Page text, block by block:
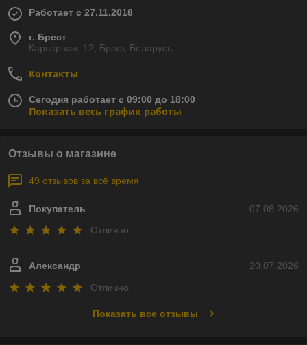
Работает с 27.11.2018
г. Брест
Карьерная, 12, Брест, Беларусь
Контакты
Сегодня работает с 09:00 до 18:00
Показать весь график работы
Отзывы о магазине
49 отзывов за всё время
07.08.2026
Покупатель
Отлично
20.07.2026
Александр
Отлично
Показать все отзывы